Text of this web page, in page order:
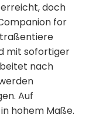
doch
for
mit sofortiger
nach
Auf
hohem Maße.